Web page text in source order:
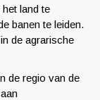
land te
banen te leiden.
de agrarische
de regio van de